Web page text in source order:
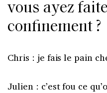
vous ayez
confinement ?
Chris : je fais le pain
Julien : c’est fou ce